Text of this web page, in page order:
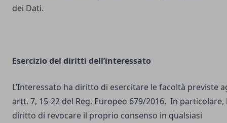
dei Dati.
Esercizio dei diritti dell’interessato
L’Interessato ha diritto di esercitare le facoltà previste
artt. 7, 15-22 del Reg. Europeo 679/2016. In particolare,
diritto di revocare il proprio consenso in qualsiasi